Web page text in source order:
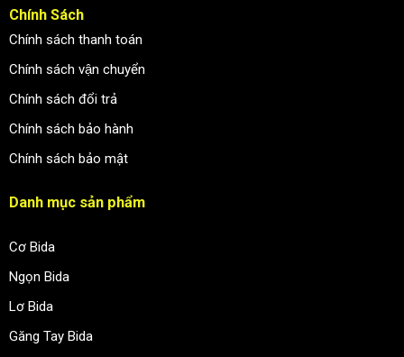
Chính Sách
Chính sách thanh toán
Chính sách vận chuyển
Chính sách đổi trả
Chính sách bảo hành
Chính sách bảo mật
Danh mục sản phẩm
Cơ Bida
Ngọn Bida
Lơ Bida
Găng Tay Bida